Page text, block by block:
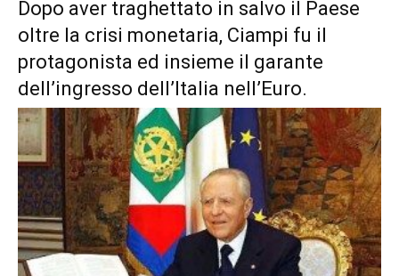
Dopo aver traghettato in salvo il Paese
oltre la crisi monetaria, Ciampi fu il
protagonista ed insieme il garante
dell’ingresso dell’Italia nell’Euro.